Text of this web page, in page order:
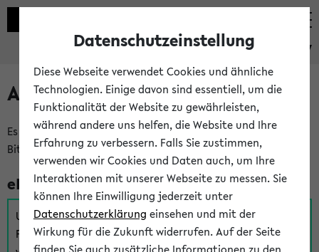
eKVV
Anmeldung am eKVV
Es gibt mehrere Möglichkeiten zur Anmeldung am eKVV.
Bitte wählen Sie die für Sie richtige aus:
eKVV für Studierende
Um sich einen Stundenplan zu erstellen und alle weiteren
Funktionen des eKVVs für Studierende zu nutzen,
Datenschutzeinstellung
Diese Webseite verwendet Cookies und ähnliche
Technologien. Einige davon sind essentiell, um die
Funktionalität der Website zu gewährleisten,
während andere uns helfen, die Website und Ihre
Erfahrung zu verbessern. Falls Sie zustimmen,
verwenden wir Cookies und Daten auch, um Ihre
Interaktionen mit unserer Webseite zu messen. Sie
können Ihre Einwilligung jederzeit unter
Datenschutzerklärung einsehen und mit der
Wirkung für die Zukunft widerrufen. Auf der Seite